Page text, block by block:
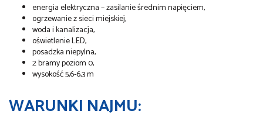
energia elektryczna – zasilanie średnim napięciem,
ogrzewanie z sieci miejskiej,
woda i kanalizacja,
oświetlenie LED,
posadzka niepylna,
2 bramy poziom 0,
wysokość 5,6-6,3 m
WARUNKI NAJMU: